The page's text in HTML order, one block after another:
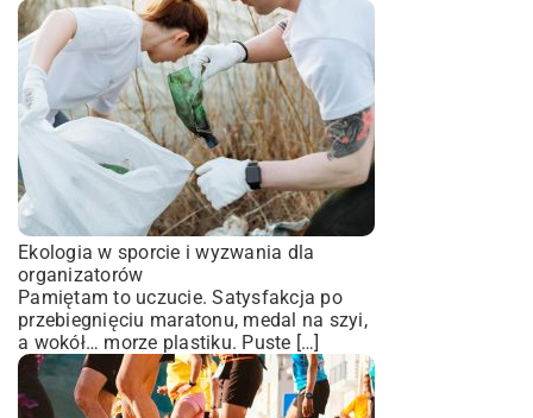
Ekologia w sporcie i wyzwania dla
organizatorów
Pamiętam to uczucie. Satysfakcja po
przebiegnięciu maratonu, medal na szyi,
a wokół… morze plastiku. Puste […]